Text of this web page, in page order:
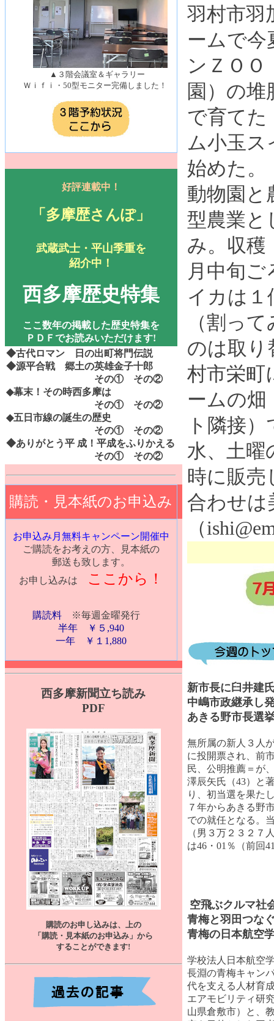
▲３階会議室＆ギャラリー
Ｗｉｆｉ・50型モニター完備しました！
好評連載中！
「多摩歴さんぽ」
武蔵武士・平山季重を
紹介中！
西多摩歴史特集
ここ数年の掲載した歴史特集を
ＰＤＦでお読みいただけます!
◆古代ロマン 日の出町将門伝説
◆源平合戦 郷土の英雄金子十郎
その① その②
◆幕末！その時西多摩は
その①
その②
◆五日市線の誕生の歴史
その①
その②
◆ありがとう平 成！平成をふりかえる
その① その②
購読・見本紙のお申込み
お申込み月無料キャンペーン開催中
ご購読をお考えの方、見本紙の
郵送も致します。
お申し込みは
ここから！
購読料
※毎週金曜発行
半年 ￥５,940
一年 ￥１1,880
西多摩新聞立ち読み
PDF
購読のお申し込みは、上の
「購読・見本紙のお申込み」から
することができます!
羽村市羽
ームで今
ンＺＯＯ
園）の堆
で育てた
ム小玉ス
始めた。
動物園と
型農業と
み。収穫
月中旬
イカは１
（割っ
のは取り
村市栄町
ームの畑
ト隣接
水、土曜
時に販売
合わせは
（
新市長に臼井建
中嶋市政継承し
あきる野市長選
無所属の新人３人
に投開票され、前
民、公明推薦＝が
澤辰矢氏（43）と
り、初当選を果た
７年からあきる野
での就任となる。
（男３万２３２７
は46・01％（前回
空飛ぶクルマ社
青梅と羽田つな
青梅の日本航空
学校法人日本航空
長淵の青梅キャン
代を支える人材育
エアモビリティ研
山県倉敷市）と、